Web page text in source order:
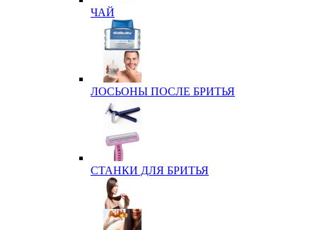
ЧАЙ
ЛОСЬОНЫ ПОСЛЕ БРИТЬЯ
СТАНКИ ДЛЯ БРИТЬЯ